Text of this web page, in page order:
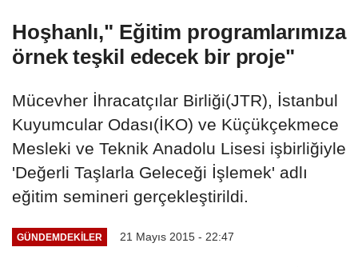
Hoşhanlı," Eğitim programlarımıza
örnek teşkil edecek bir proje"
Mücevher İhracatçılar Birliği(JTR), İstanbul
Kuyumcular Odası(İKO) ve Küçükçekmece
Mesleki ve Teknik Anadolu Lisesi işbirliğiyle
'Değerli Taşlarla Geleceği İşlemek' adlı
eğitim semineri gerçekleştirildi.
GÜNDEMDEKILER 21 Mayıs 2015 - 22:47